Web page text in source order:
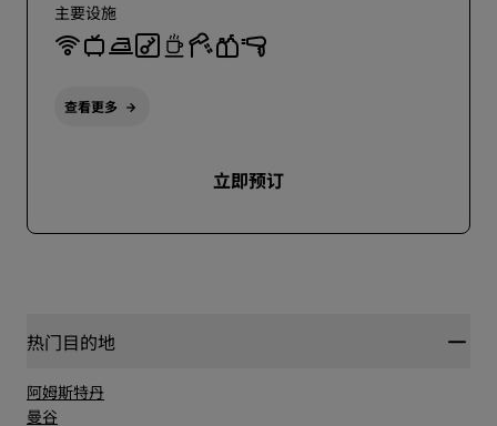
主要设施
查看更多
立即预订
热门目的地
阿姆斯特丹
曼谷